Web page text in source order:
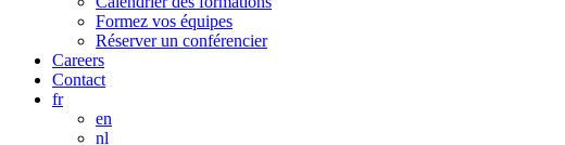
Formez vos équipes
Réserver un conférencier
Careers
Contact
fr
en
nl